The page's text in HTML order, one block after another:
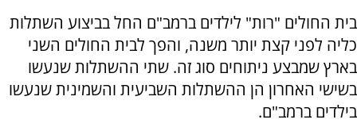
בית החולים "רות" לילדים ברמב"ם החל בביצוע השתלות
כליה לפני קצת יותר משנה, והפך לבית החולים השני
בארץ שמבצע ניתוחים סוג זה. שתי ההשתלות שנעשו
בשישי האחרון הן ההשתלות השביעית והשמינית שנעשו
בילדים ברמב"ם.